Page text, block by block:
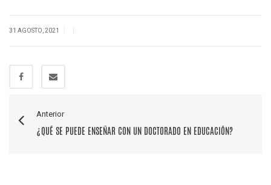
31 AGOSTO, 2021
Anterior
¿QUÉ SE PUEDE ENSEÑAR CON UN DOCTORADO EN EDUCACIÓN?